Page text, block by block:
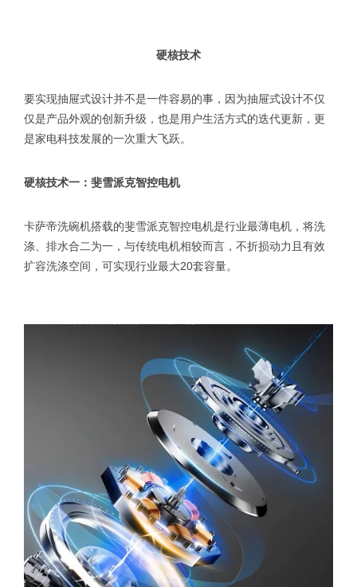
硬核技术
要实现抽屉式设计并不是一件容易的事，因为抽屉式设计不仅
仅是产品外观的创新升级，也是用户生活方式的迭代更新，更
是家电科技发展的一次重大飞跃。
硬核技术一：斐雪派克智控电机
卡萨帝洗碗机搭载的斐雪派克智控电机是行业最薄电机，将洗
涤、排水合二为一，与传统电机相较而言，不折损动力且有效
扩容洗涤空间，可实现行业最大20套容量。